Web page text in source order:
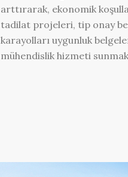
arttırarak, ekonomik
tadilat projeleri, tip onay
karayolları uygunluk
mühendislik hizmeti